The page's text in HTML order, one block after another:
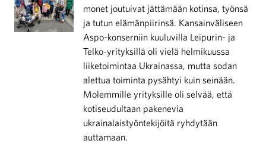
monet joutuivat jättämään kotinsa, työnsä
ja tutun elämänpiirinsä. Kansainväliseen
Aspo-konserniin kuuluvilla Leipurin- ja
Telko-yrityksillä oli vielä helmikuussa
liiketoimintaa Ukrainassa, mutta sodan
alettua toiminta pysähtyi kuin seinään.
Molemmille yrityksille oli selvää, että
kotiseudultaan pakenevia
ukrainalaistyöntekijöitä ryhdytään
auttamaan.